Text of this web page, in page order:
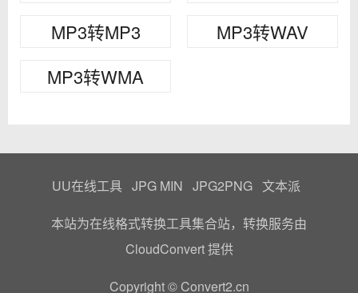
MP3转MP3
MP3转WAV
MP3转WMA
UU在线工具 JPG MIN JPG2PNG 文本派
本站为在线格式转换工具集合站，转换服务由
CloudConvert提供
Copyright © Convert2.cn